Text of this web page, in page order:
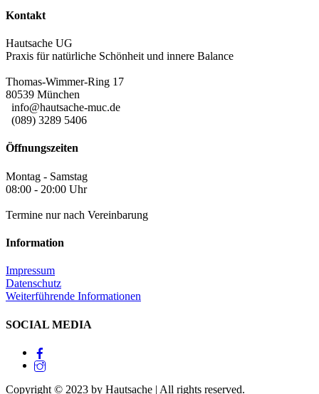
Kontakt
Hautsache UG
Praxis für natürliche Schönheit und innere Balance
Thomas-Wimmer-Ring 17
80539 München
info@hautsache-muc.de
(089) 3289 5406
Öffnungszeiten
Montag - Samstag
08:00 - 20:00 Uhr
Termine nur nach Vereinbarung
Information
Impressum
Datenschutz
Weiterführende Informationen
SOCIAL MEDIA
Copyright © 2023 by Hautsache | All rights reserved.